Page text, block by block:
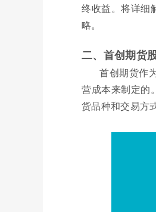
终收益。将详细
略。
二、首创期货
首创期货作
营成本来制定的
货品种和交易方